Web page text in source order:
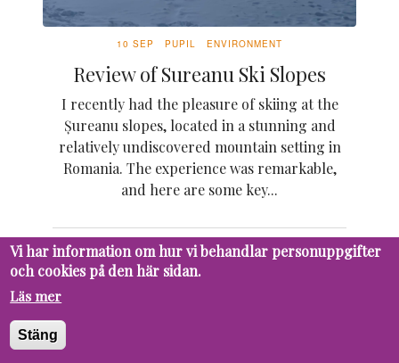
10 SEP PUPIL ENVIRONMENT
Review of Sureanu Ski Slopes
I recently had the pleasure of skiing at the
Șureanu slopes, located in a stunning and
relatively undiscovered mountain setting in
Romania. The experience was remarkable,
and here are some key...
16 MAY PUPIL
planets liv. Djurparker lockar besökare med
Vi har information om hur vi behandlar personuppgifter
och cookies på den här sidan.
Läs mer
Stäng